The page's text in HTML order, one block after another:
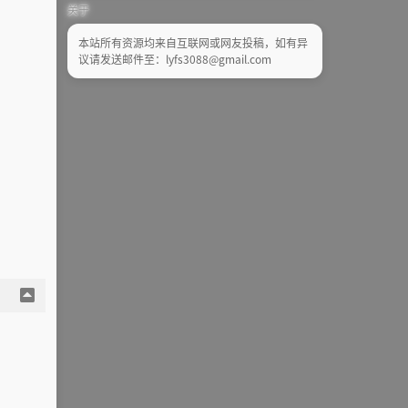
关于
本站所有资源均来自互联网或网友投稿，如有异
议请发送邮件至：lyfs3088@gmail.com